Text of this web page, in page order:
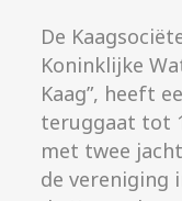
De
Koninklijke
Kaag”, heeft
teruggaat tot
met twee
de vereniging